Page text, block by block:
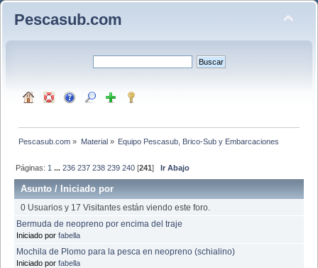
Pescasub.com
Pescasub.com » Material» Equipo Pescasub, Brico-Sub y Embarcaciones
Páginas: 1 ...236 237 238 239 240 [241]Ir Abajo
Asunto /Iniciado por
0 Usuarios y 17 Visitantes están viendo este foro.
Bermuda de neopreno por encima del traje
Iniciado por fabella
Mochila de Plomo para la pesca en neopreno (schialino)
Iniciado por fabella